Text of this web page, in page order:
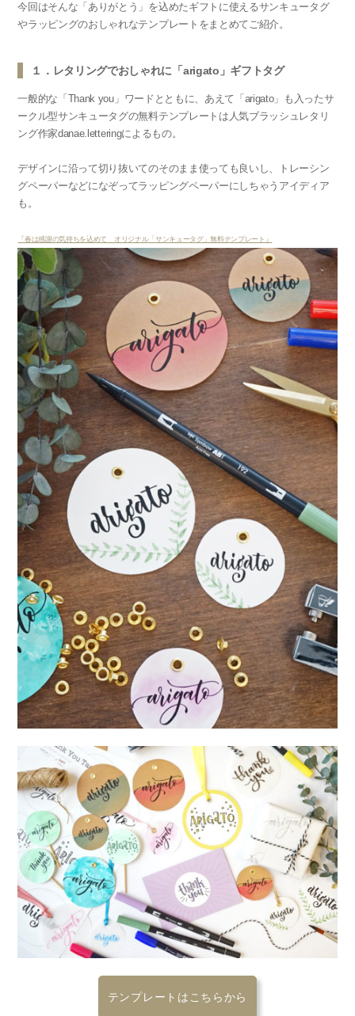
今回はそんな「ありがとう」を込めたギフトに使えるサンキュータグ
やラッピングのおしゃれなテンプレートをまとめてご紹介。
１．レタリングでおしゃれに「arigato」ギフトタグ
一般的な「Thank you」ワードとともに、あえて「arigato」も入ったサ
ークル型サンキュータグの無料テンプレートは人気ブラッシュレタリ
ング作家danae.letteringによるもの。
デザインに沿って切り抜いてのそのまま使っても良いし、トレーシン
グペーパーなどになぞってラッピングペーパーにしちゃうアイディア
も。
『春は感謝の気持ちを込めて オリジナル「サンキュータグ」無料テンプレート』
テンプレートはこちらから